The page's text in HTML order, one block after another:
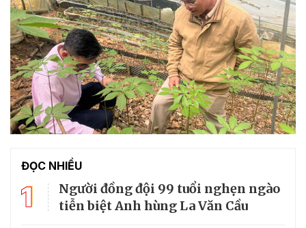
ĐỌC NHIỀU
1
Người đồng đội 99 tuổi nghẹn ngào
tiễn biệt Anh hùng La Văn Cầu